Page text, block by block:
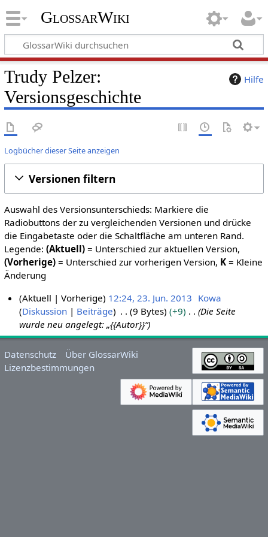
GlossarWiki
Hilfe
Trudy Pelzer:
Versionsgeschichte
Logbücher dieser Seite anzeigen
Versionen filtern
Auswahl des Versionsunterschieds: Markiere die
Radiobuttons der zu vergleichenden Versionen und drücke
die Eingabetaste oder die Schaltfläche am unteren Rand.
Legende: (Aktuell)= Unterschied zur aktuellen Version,
(Vorherige)= Unterschied zur vorherigen Version, K= Kleine
Änderung
.
J
u
Aktuell Vorherige 12:24, 23. Jun. 2013 Kowa
Diskussion
Beiträge 9 Bytes +9
Die Seite
wurde neu angelegt: „{{Autor}}“
Datenschutz
Über GlossarWiki
Lizenzbestimmungen